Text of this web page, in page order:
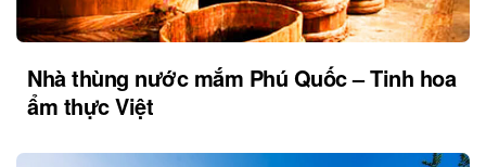
Nhà thùng nước mắm Phú Quốc – Tinh hoa
ẩm thực Việt